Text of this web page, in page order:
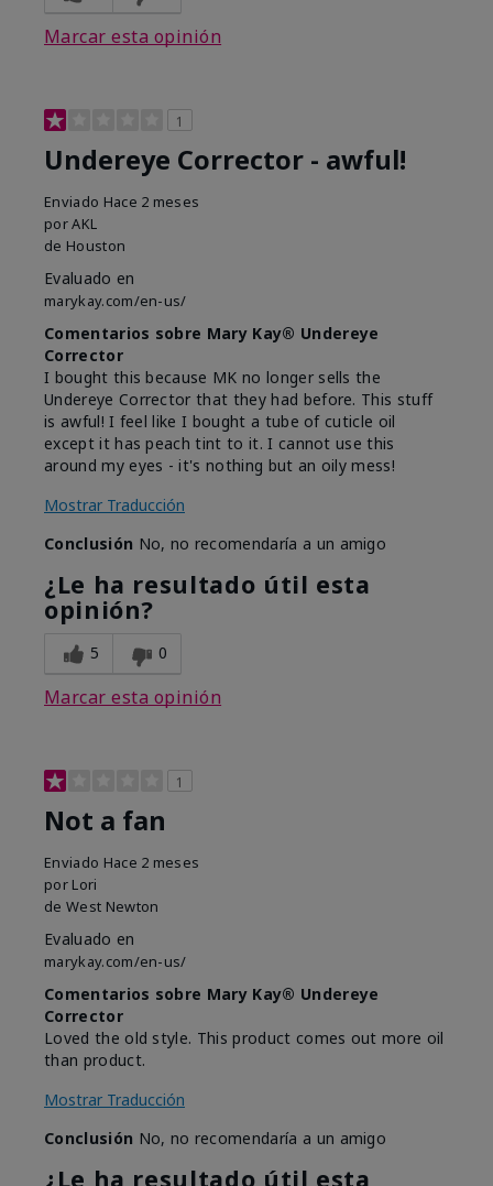
Marcar esta opinión
1
Undereye Corrector - awful!
Enviado Hace 2 meses
porAKL
de Houston
Evaluado en
marykay.com/en-us/
Comentarios sobre Mary Kay® Undereye
Corrector
I bought this because MK no longer sells the
Undereye Corrector that they had before. This stuff
is awful! I feel like I bought a tube of cuticle oil
except it has peach tint to it. I cannot use this
around my eyes - it's nothing but an oily mess!
Mostrar Traducción
Conclusión No, no recomendaría a un amigo
¿Le ha resultado útil esta
opinión?
5 0
Marcar esta opinión
1
Not a fan
Enviado Hace 2 meses
por Lori
de West Newton
Evaluado en
marykay.com/en-us/
Comentarios sobre Mary Kay® Undereye
Corrector
Loved the old style. This product comes out more oil
than product.
Mostrar Traducción
Conclusión No, no recomendaría a un amigo
¿Le ha resultado útil esta